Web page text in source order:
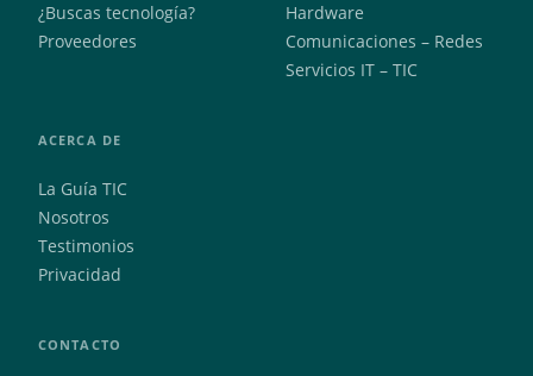
¿Buscas tecnología?
Proveedores
Hardware
Comunicaciones – Redes
Servicios IT – TIC
ACERCA DE
La Guía TIC
Nosotros
Testimonios
Privacidad
CONTACTO